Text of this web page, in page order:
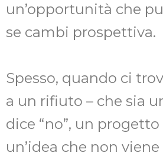
un’opportunità che
se cambi prospettiva.
Spesso, quando ci
a un rifiuto – che sia
dice “no”, un
un’idea che non